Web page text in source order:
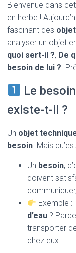
Bienvenue dans
en herbe !
fascinant des
analyser un objet
quoi sert-il ?, De
besoin de lui ?.
Le
existe-t-il ?
Un objet
besoin. Mais
Un besoin,
doivent
Exemple :
d’eau ?
transporter
chez eux.